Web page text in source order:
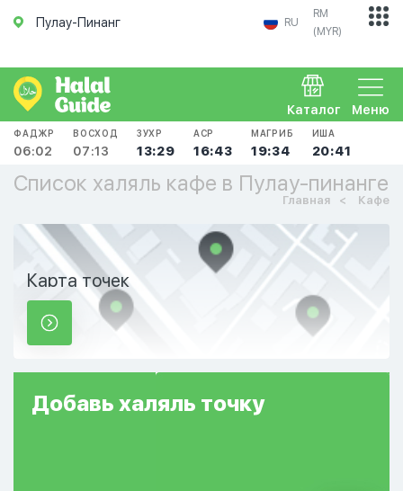
Пулау-Пинанг RU
RM
(MYR)
Меню
Каталог
ФАДЖР
06:02
ВОСХОД
07:13
ЗУХР
13:29
АСР
16:43
МАГРИБ
19:34
ИША
20:41
Список халяль кафе в Пулау-пинанге
Главная Кафе
Карта точек
Добавь халяль точку